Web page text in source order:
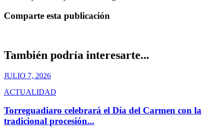
Comparte esta publicación
También podría interesarte...
JULIO 7, 2026
ACTUALIDAD
Torreguadiaro celebrará el Día del Carmen con la
tradicional procesión...